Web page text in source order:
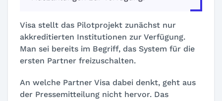
Visa stellt das Pilotprojekt zunächst nur
akkreditierten Institutionen zur Verfügung.
Man sei bereits im Begriff, das System für die
ersten Partner freizuschalten.
An welche Partner Visa dabei denkt, geht aus
der Pressemitteilung nicht hervor. Das